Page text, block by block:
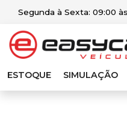
Segunda à Sexta: 09:00
ESTOQUE SIMULAÇÃO